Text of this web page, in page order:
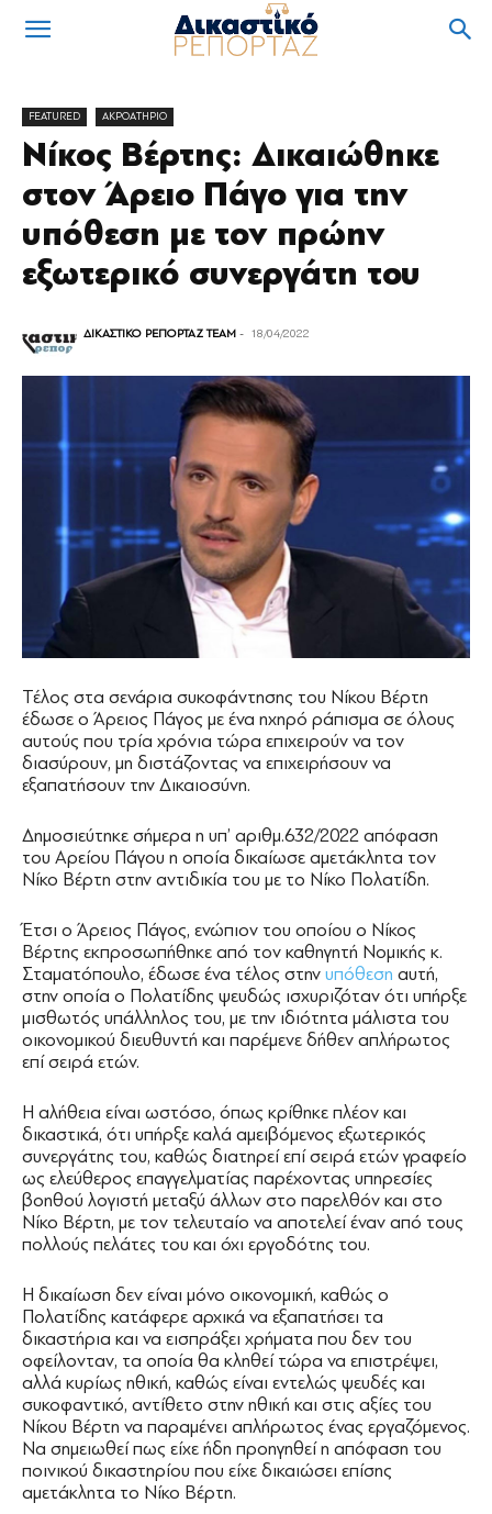
FEATURED ΑΚΡΟΑΤΗΡΙΟ
Νίκος Βέρτης: Δικαιώθηκε
στον Άρειο Πάγο για την
υπόθεση με τον πρώην
εξωτερικό συνεργάτη του
ΔΙΚΑΣΤΙΚΟ ΡΕΠΟΡΤΑΖ TEAM - 18/04/2022
Τέλος στα σενάρια συκοφάντησης του Νίκου Βέρτη
έδωσε ο Άρειος Πάγος με ένα ηχηρό ράπισμα σε όλους
αυτούς που τρία χρόνια τώρα επιχειρούν να τον
διασύρουν, μη διστάζοντας να επιχειρήσουν να
εξαπατήσουν την Δικαιοσύνη.
Δημοσιεύτηκε σήμερα η υπ’ αριθμ.632/2022 απόφαση
του Αρείου Πάγου η οποία δικαίωσε αμετάκλητα τον
Νίκο Βέρτη στην αντιδικία του με το Νίκο Πολατίδη.
Έτσι ο Άρειος Πάγος, ενώπιον του οποίου ο Νίκος
Βέρτης εκπροσωπήθηκε από τον καθηγητή Νομικής κ.
Σταματόπουλο, έδωσε ένα τέλος στην υπόθεση αυτή,
στην οποία ο Πολατίδης ψευδώς ισχυριζόταν ότι υπήρξε
μισθωτός υπάλληλος του, με την ιδιότητα μάλιστα του
οικονομικού διευθυντή και παρέμενε δήθεν απλήρωτος
επί σειρά ετών.
Η αλήθεια είναι ωστόσο, όπως κρίθηκε πλέον και
δικαστικά, ότι υπήρξε καλά αμειβόμενος εξωτερικός
συνεργάτης του, καθώς διατηρεί επί σειρά ετών γραφείο
ως ελεύθερος επαγγελματίας παρέχοντας υπηρεσίες
βοηθού λογιστή μεταξύ άλλων στο παρελθόν και στο
Νίκο Βέρτη, με τον τελευταίο να αποτελεί έναν από τους
πολλούς πελάτες του και όχι εργοδότης του.
Η δικαίωση δεν είναι μόνο οικονομική, καθώς ο
Πολατίδης κατάφερε αρχικά να εξαπατήσει τα
δικαστήρια και να εισπράξει χρήματα που δεν του
οφείλονταν, τα οποία θα κληθεί τώρα να επιστρέψει,
αλλά κυρίως ηθική, καθώς είναι εντελώς ψευδές και
συκοφαντικό, αντίθετο στην ηθική και στις αξίες του
Νίκου Βέρτη να παραμένει απλήρωτος ένας εργαζόμενος.
Να σημειωθεί πως είχε ήδη προηγηθεί η απόφαση του
ποινικού δικαστηρίου που είχε δικαιώσει επίσης
αμετάκλητα το Νίκο Βέρτη.